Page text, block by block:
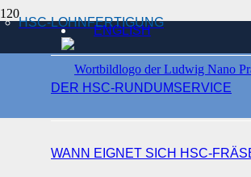
ENGLISH
HSC-LOHNFERTIGUNG
DER HSC-RUNDUMSERVICE
WANN EIGNET SICH HSC-